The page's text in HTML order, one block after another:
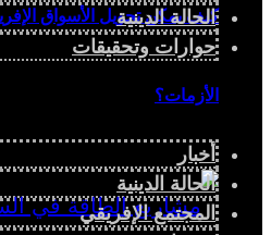
كيف يمكن تحويل الأسواق
الأزمات؟
الحالة الدينية
حوارات وتحقيقات
أخبار
الحالة الدينية
المجتمع الإفريقي